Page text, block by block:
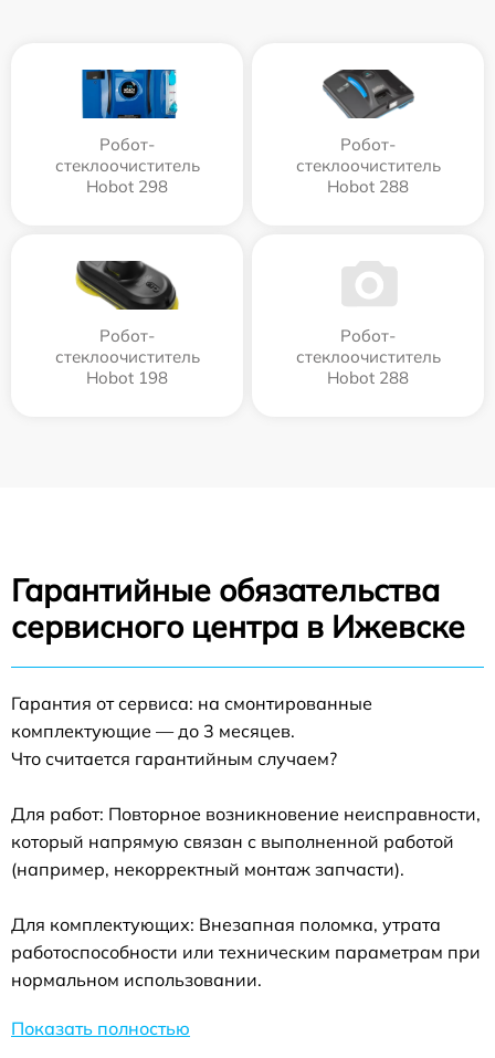
Робот-
стеклоочиститель
Hobot 298
Робот-
стеклоочиститель
Hobot 288
Робот-
стеклоочиститель
Hobot 198
Робот-
стеклоочиститель
Hobot 288
Гарантийные обязательства
сервисного центра в Ижевске
Гарантия от сервиса: на смонтированные
комплектующие — до 3 месяцев.
Что считается гарантийным случаем?
Для работ: Повторное возникновение неисправности,
который напрямую связан с выполненной работой
(например, некорректный монтаж запчасти).
Для комплектующих: Внезапная поломка, утрата
работоспособности или техническим параметрам при
нормальном использовании.
Показать полностью